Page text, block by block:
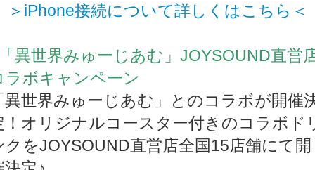
＞iPhone接続について詳しくはこちら＜
異世界みゅーじあむ」JOYSOUND直営
ラボキャンペーン
異世界みゅーじあむ」とのコラボが開催
！オリジナルコースター付きのコラボド
クをJOYSOUND直営店全国15店舗にて開